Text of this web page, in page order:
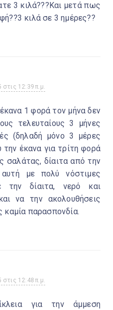
3 κιλά???Και μετά πως
κιλά σε 3 ημέρες??
12:39 π.μ.
1 φορά τον μήνα δεν
τελευταίους 3 μήνες
(δηλαδή μόνο 3 μέρες
έκανα για τρίτη φορά
σαλάτας, δίαιτα από την
με πολύ νόστιμες
την δίαιτα, νερό και
να την ακολουθήσεις
καμία παρασπονδία.
12:48 π.μ.
για την άμμεση